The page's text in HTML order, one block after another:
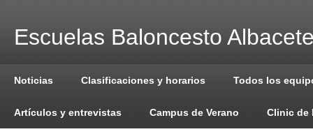
Escuelas Baloncesto
Noticias Clasificaciones y horarios Todos los
Artículos y entrevistas Campus de Verano Clinic de